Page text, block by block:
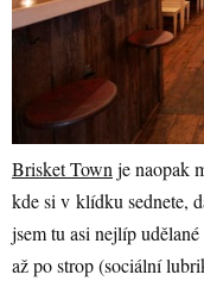
Brisket Town je naopak
kde si v klídku sednete,
jsem tu asi nejlíp
až po strop (sociální